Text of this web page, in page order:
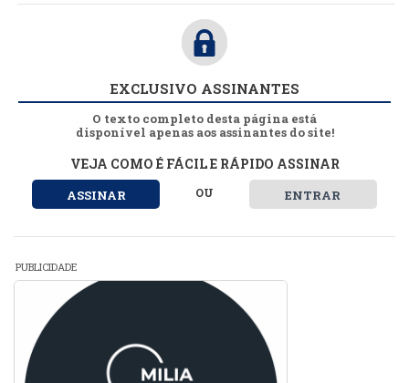
EXCLUSIVO ASSINANTES
O texto completo desta página está
disponível apenas aos assinantes do site!
VEJA COMO É FÁCIL E RÁPIDO ASSINAR
ASSINAR OU ENTRAR
PUBLICIDADE